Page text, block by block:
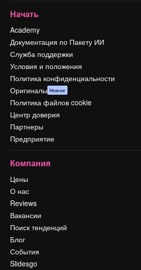
Начать
Academy
Документация по Пакету ИИ
Служба поддержки
Условия и положения
Политика конфиденциальности
Оригиналы Новое
Политика файлов cookie
Центр доверия
Партнеры
Предприятие
Компания
Цены
О нас
Reviews
Вакансии
Поиск тенденций
Блог
События
Slidesgo